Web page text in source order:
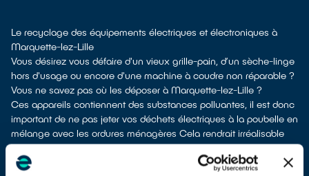
Le recyclage des équipements électriques et électroniques à
Marquette-lez-Lille
Vous désirez vous défaire d'un vieux grille-pain, d’un sèche-linge
hors d'usage ou encore d'une machine à coudre non réparable ?
Vous ne savez pas où les déposer à Marquette-lez-Lille ?
Ces appareils contiennent des substances polluantes, il est donc
important de ne pas jeter vos déchets électriques à la poubelle en
mélange avec les ordures ménagères Cela rendrait irréalisable
leur dépollution et leur recyclage.
À Marquette-lez-Lille, vous bénéficiez de différents points de